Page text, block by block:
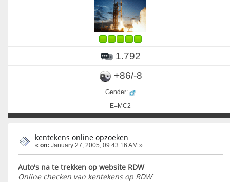
1.792
+86/-8
Gender:
E=MC2
kentekens online opzoeken
« on: January 27, 2005, 09:43:16 AM »
Auto's na te trekken op website RDW
Online checken van kentekens op RDW